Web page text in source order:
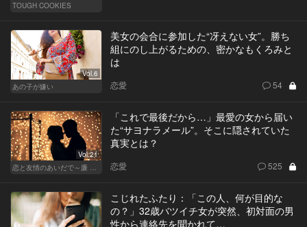
TOUGH COOKIES
Vol.6
あの子が嫌い
美女の会合に参加した“冴えない女”。勝ち
組にのし上がるための、密かなもくろみと
は
恋愛 54
Vol.21
恋と友情のあいだで～廉 Ver.～
「これで最後だから…」最愛の女から届い
た“サヨナラメール”。そこに隠されていた
真実とは？
恋愛 525
こじれたふたり：「この人、何が目的な
の？」32歳バツイチ女が突然、初対面の男
性から連絡先を聞かれて…